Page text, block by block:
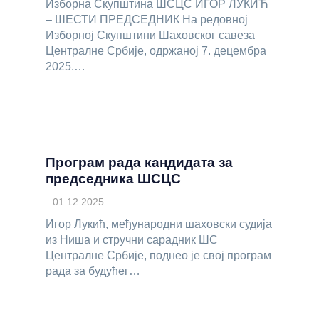
Изборна Скупштина ШСЦС ИГОР ЛУКИЋ
– ШЕСТИ ПРЕДСЕДНИК На редовној
Изборној Скупштини Шаховског савеза
Централне Србије, одржаној 7. децембра
2025.…
Програм рада кандидата за
председника ШСЦС
01.12.2025
Игор Лукић, међународни шаховски судија
из Ниша и стручни сарадник ШС
Централне Србије, поднео је свој програм
рада за будућег…